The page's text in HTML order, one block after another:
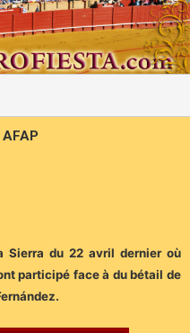
AFAP
Sierra du 22 avril dernier où
participé face à du bétail de